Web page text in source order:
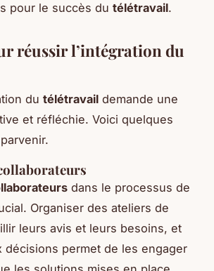
pour le succès du télétravail.
réussir l’intégration du
du télétravail demande une
et réfléchie. Voici quelques
dans le processus de
Organiser des ateliers de
leurs avis et leurs besoins, et
décisions permet de les engager